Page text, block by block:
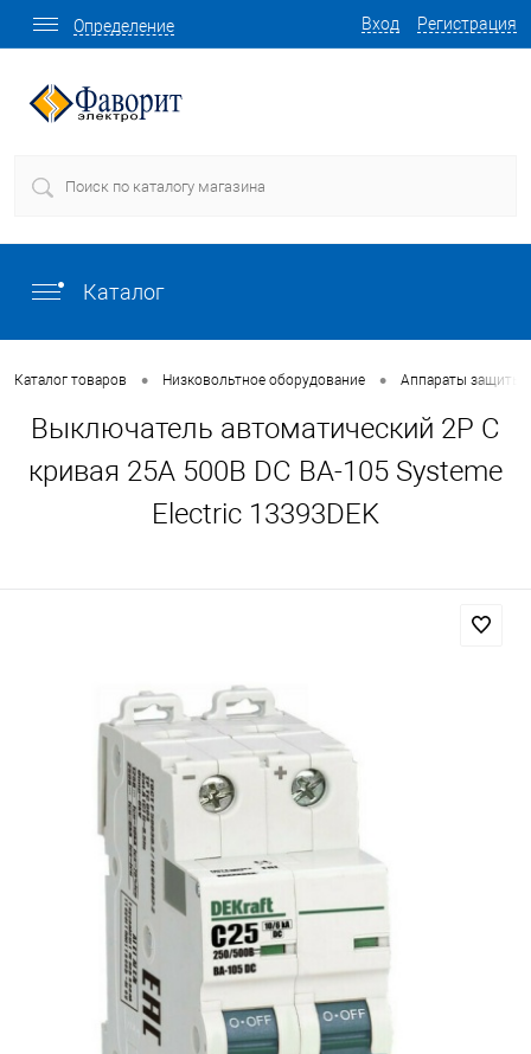
Вход Регистрация
Определение
Каталог
Каталог товаров • Низковольтное оборудование • Аппараты защиты
Выключатель автоматический 2P C
кривая 25A 500В DC ВА-105 Systeme
Electric 13393DEK